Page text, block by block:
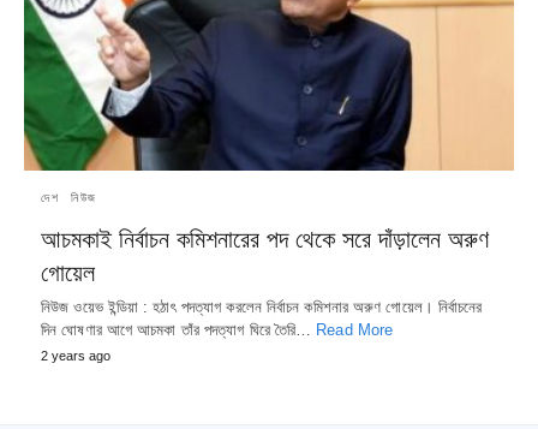
দেশ নিউজ
আচমকাই নির্বাচন কমিশনারের পদ থেকে সরে দাঁড়ালেন অরুণ
গোয়েল
নিউজ ওয়েভ ইন্ডিয়া : হঠাৎ পদত্যাগ করলেন নির্বাচন কমিশনার অরুণ গোয়েল। নির্বাচনের
দিন ঘোষণার আগে আচমকা তাঁর পদত্যাগ ঘিরে তৈরি… Read More
2 years ago